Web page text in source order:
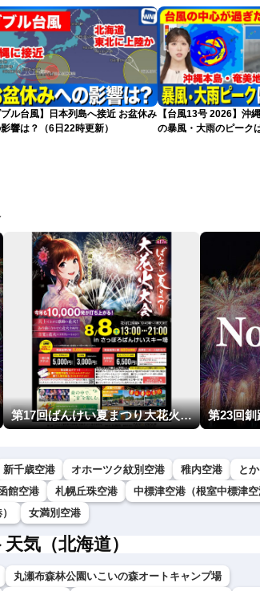
ル台風】日本列島へ接近 お盆休み
響は？（6日22時更新）
【台風13号 2026】沖
の暴風・大雨のピーク
第17回ばんけい夏まつり大花火大会
新千歳空港 オホーツク紋別空港 稚内空港
と
館空港 札幌丘珠空港 中標津空港（根室中標津空
女満別空港
気（北海道）
丸瀬布森林公園いこいの森オートキャンプ場